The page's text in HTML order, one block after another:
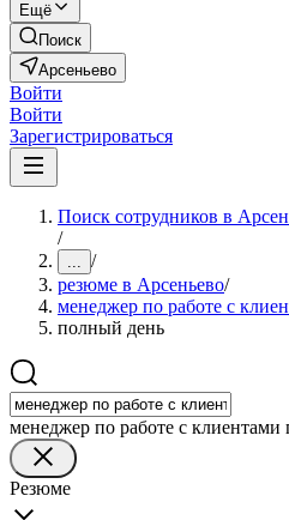
Ещё
Поиск
Арсеньево
Войти
Войти
Зарегистрироваться
Поиск сотрудников в
/
... /
резюме в Арсеньево/
менеджер по работе с
полный день
менеджер по работе с клиентами
Резюме